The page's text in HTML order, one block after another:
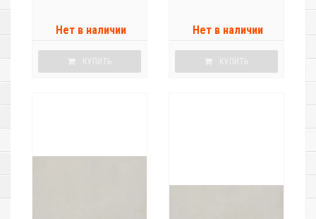
Нет в наличии
КУПИТЬ
Нет в наличии
КУПИТЬ